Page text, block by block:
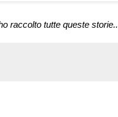
raccolto tutte queste storie..